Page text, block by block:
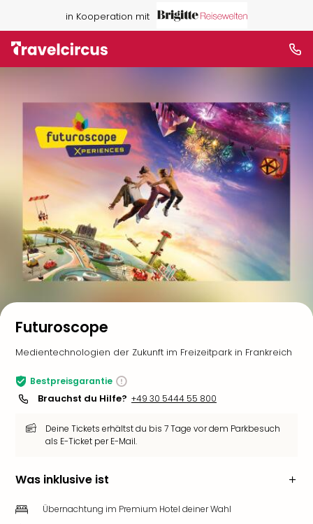
in Kooperation mit
Futuroscope
Medientechnologien der Zukunft im Freizeitpark in Frankreich
Bestpreisgarantie
Brauchst du Hilfe? +49 30 5444 55 800
Deine Tickets erhältst du bis 7 Tage vor dem Parkbesuch
als E-Ticket per E-Mail.
Was inklusive ist
Übernachtung im Premium Hotel deiner Wahl